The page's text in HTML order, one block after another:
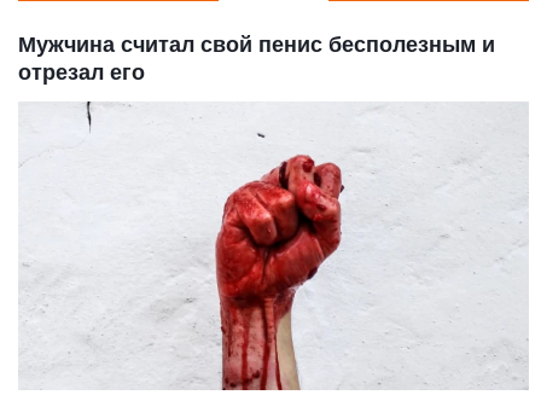
Мужчина считал свой пенис бесполезным и
отрезал его